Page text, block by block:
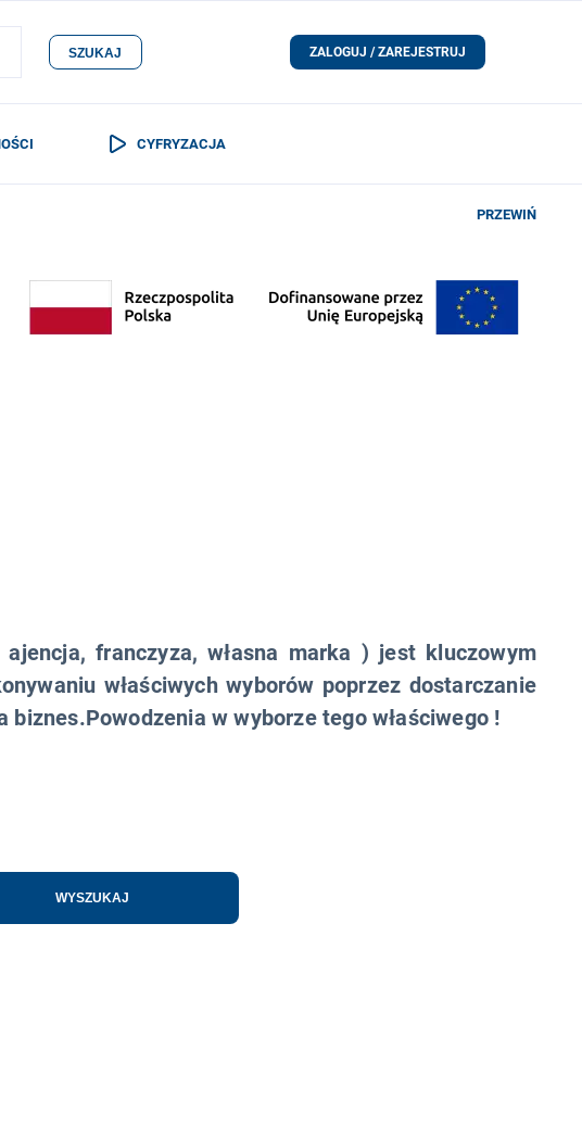
SZUKAJ ZALOGUJ / ZAREJESTRUJ
CYFRYZACJA
PRZEWIŃ
franczyza, własna marka ) jest kluczowym
właściwych wyborów poprzez dostarczanie
w wyborze tego właściwego !
WYSZUKAJ